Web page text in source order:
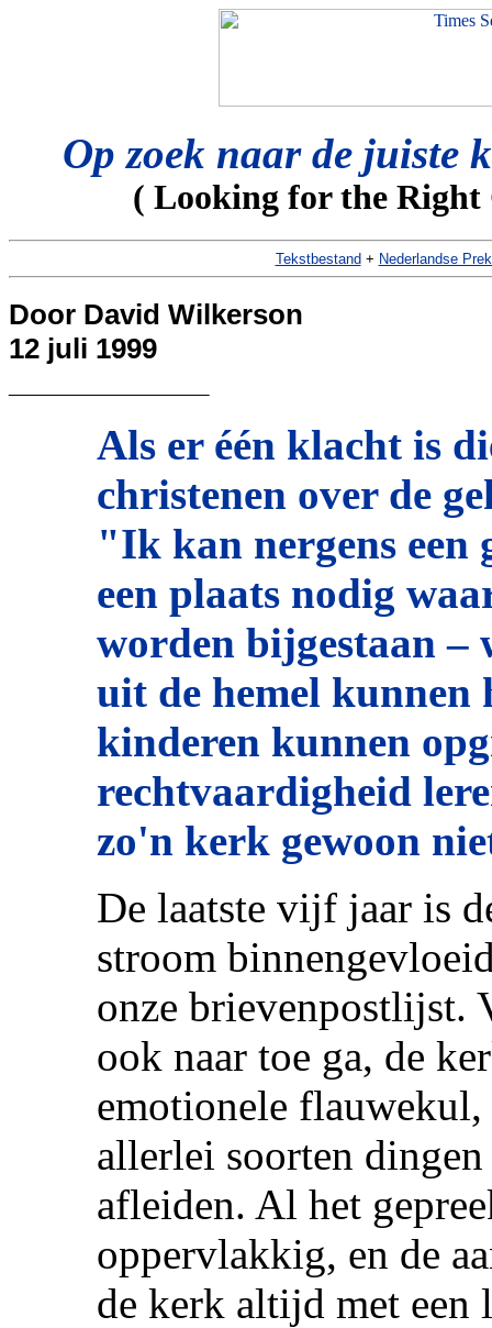
Op zoek naar de juiste
( Looking for the Right
Tekstbestand + Nederlandse
Door David Wilkerson
12 juli 1999
Als er één klacht is
christenen over de
"Ik kan nergens een
een plaats nodig
worden bijgestaan –
uit de hemel kunnen
kinderen kunnen
rechtvaardigheid
zo'n kerk gewoon
De laatste vijf jaar is
stroom
onze brievenpostlijst.
ook naar toe ga, de
emotionele
allerlei soorten
afleiden. Al het
oppervlakkig, en de
de kerk altijd met een